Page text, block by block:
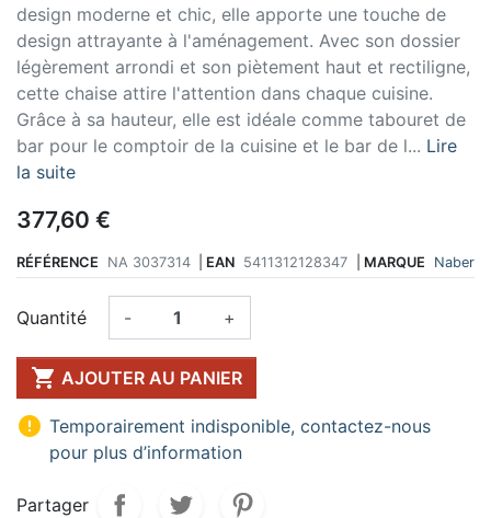
design moderne et chic, elle apporte une touche de
design attrayante à l'aménagement. Avec son dossier
légèrement arrondi et son piètement haut et rectiligne,
cette chaise attire l'attention dans chaque cuisine.
Grâce à sa hauteur, elle est idéale comme tabouret de
bar pour le comptoir de la cuisine et le bar de l... Lire
la suite
377,60 €
RÉFÉRENCE NA 3037314 EAN 5411312128347 MARQUE Naber
Quantité - +
 AJOUTER AU PANIER
 Temporairement indisponible, contactez-nous
pour plus d’information
Partager